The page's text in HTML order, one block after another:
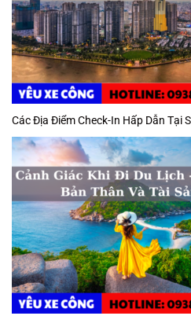
Các Địa Điểm Check-In Hấp Dẫn Tại